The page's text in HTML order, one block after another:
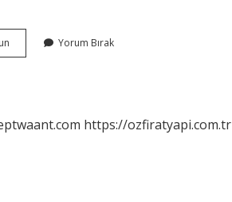
Hayatı
Yorum Bırak
https://ozfiratyapi.com.tr